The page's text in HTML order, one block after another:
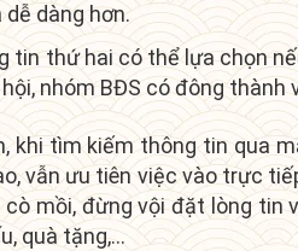
dàng hơn.
tin thứ hai có thể lựa chọn
nhóm BĐS có đông
khi tìm kiếm thông tin qua
vẫn ưu tiên việc vào trực
mồi, đừng vội đặt lòng tin
quà tặng,…